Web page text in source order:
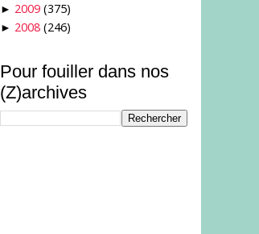
► 2009 (375)
► 2008 (246)
Pour fouiller dans nos
(Z)archives